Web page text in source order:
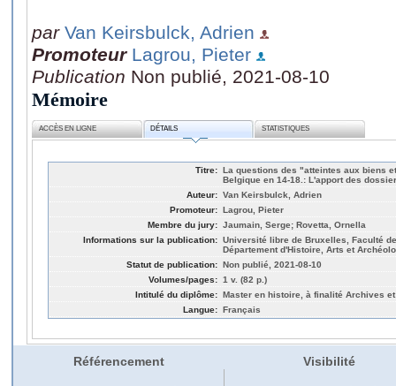
par Van Keirsbulck, Adrien
Promoteur Lagrou, Pieter
Publication Non publié, 2021-08-10
Mémoire
ACCÈS EN LIGNE DÉTAILS STATISTIQUES
Titre: La questions des "atteintes aux biens
Belgique en 14-18.: L'apport des
Auteur: Van Keirsbulck, Adrien
Promoteur: Lagrou, Pieter
Membre du jury: Jaumain, Serge; Rovetta, Ornella
Informations sur la publication: Université libre de Bruxelles, Faculté
Département d'Histoire, Arts et
Statut de publication: Non publié, 2021-08-10
Volumes/pages: 1 v. (82 p.)
Intitulé du diplôme: Master en histoire, à finalité Archives
Langue: Français
Référencement Visibilité